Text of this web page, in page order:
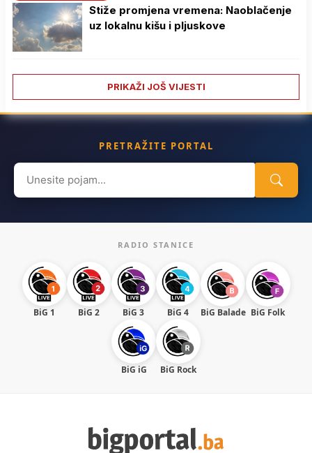
Stiže promjena vremena: Naoblačenje
uz lokalnu kišu i pljuskove
PRIKAŽI JOŠ VIJESTI
PRETRAŽITE PORTAL
Search
for:
RADIO STANICE
BiG 1 BiG 2 BiG 3 BiG 4 BiG Balade BiG Folk
BiG iG BiG Rock